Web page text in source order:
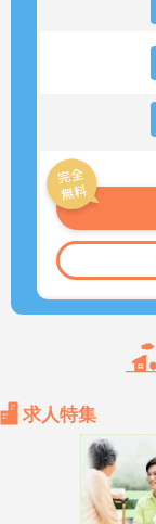
求人特集